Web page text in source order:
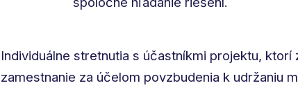
Individuálne stretnutia s účastníkmi projektu, ktorí
zamestnanie za účelom povzbudenia k udržaniu